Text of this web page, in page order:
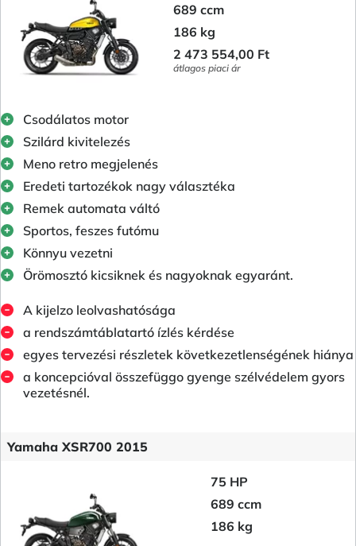
689 ccm
186 kg
2 473 554,00 Ft
átlagos piaci ár
Csodálatos motor
Szilárd kivitelezés
Meno retro megjelenés
Eredeti tartozékok nagy választéka
Remek automata váltó
Sportos, feszes futómu
Könnyu vezetni
Örömosztó kicsiknek és nagyoknak egyaránt.
A kijelzo leolvashatósága
a rendszámtáblatartó ízlés kérdése
egyes tervezési részletek következetlenségének hiánya
a koncepcióval összefüggo gyenge szélvédelem gyors
vezetésnél.
Yamaha XSR700 2015
75 HP
689 ccm
186 kg